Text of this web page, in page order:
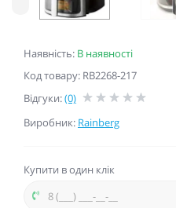
Наявність: В наявності
Код товару: RB2268-217
Відгуки:(0)
Виробник: Rainberg
Купити в один клік